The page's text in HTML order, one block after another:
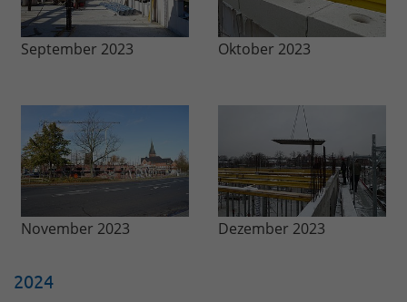
September 2023 Oktober 2023
November 2023 Dezember 2023
2024